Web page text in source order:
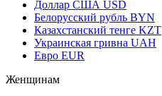
Доллар США USD
Белорусский рубль BYN
Казахстанский тенге KZT
Украинская гривна UAH
Евро EUR
Женщинам